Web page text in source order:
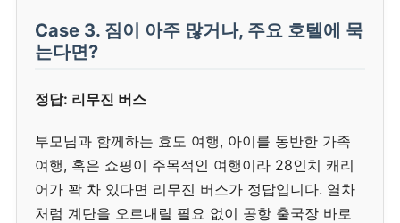
Case 3. 짐이 아주 많거나, 주요 호텔에 묵
는다면?
정답: 리무진 버스
부모님과 함께하는 효도 여행, 아이를 동반한 가족
여행, 혹은 쇼핑이 주목적인 여행이라 28인치 캐리
어가 꽉 차 있다면 리무진 버스가 정답입니다. 열차
처럼 계단을 오르내릴 필요 없이 공항 출국장 바로